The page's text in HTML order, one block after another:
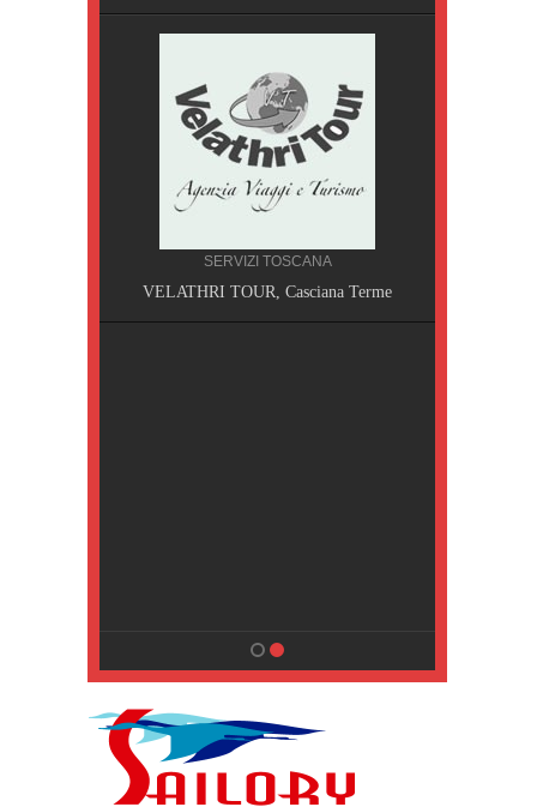
SERVIZI TOSCANA
VELATHRI TOUR, Casciana Terme